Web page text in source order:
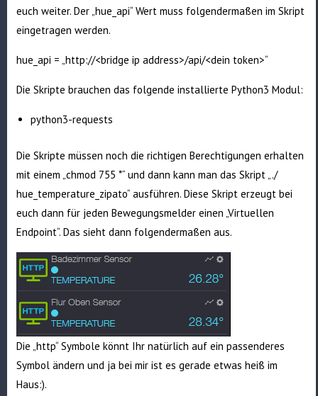
euch weiter. Der „hue_api“ Wert muss folgendermaßen im Skript
eingetragen werden.
hue_api = „http://<bridge ip address>/api/<dein token>“
Die Skripte brauchen das folgende installierte Python3 Modul:
python3-requests
Die Skripte müssen noch die richtigen Berechtigungen erhalten
mit einem „chmod 755 *“ und dann kann man das Skript „./
hue_temperature_zipato“ ausführen. Diese Skript erzeugt bei
euch dann für jeden Bewegungsmelder einen „Virtuellen
Endpoint“. Das sieht dann folgendermaßen aus.
Die „http“ Symbole könnt Ihr natürlich auf ein passenderes
Symbol ändern und ja bei mir ist es gerade etwas heiß im
Haus:).